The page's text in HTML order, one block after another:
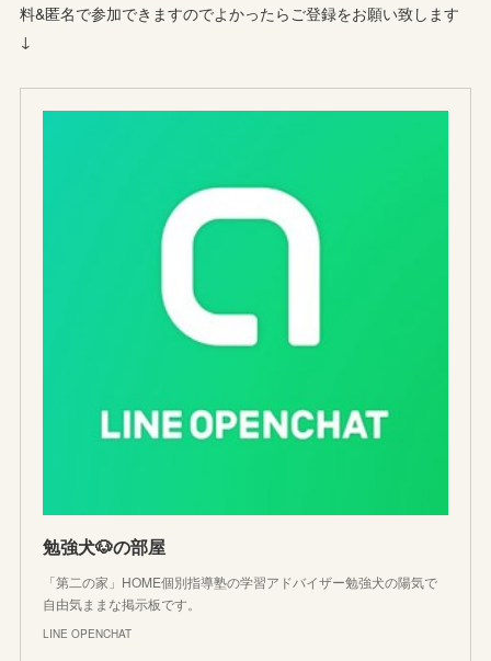
料&匿名で参加できますのでよかったらご登録をお願い致します
↓
勉強犬🐶の部屋
「第二の家」HOME個別指導塾の学習アドバイザー勉強犬の陽気で
自由気ままな掲示板です。
LINE OPENCHAT